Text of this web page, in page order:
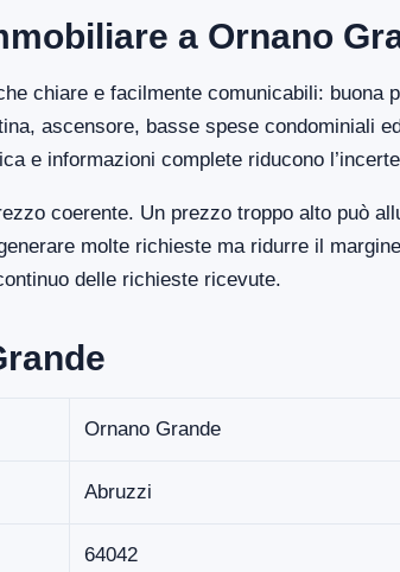
a Ornano
chiare e facilmente comunicabili: buona
ascensore, basse spese condominiali
e informazioni complete riducono
coerente. Un prezzo troppo alto può
molte richieste ma ridurre il
delle richieste ricevute.
Ornano Grande
Abruzzi
64042